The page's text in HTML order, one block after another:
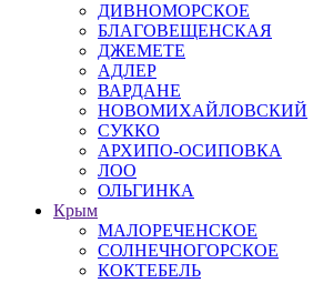
ДИВНОМОРСКОЕ
БЛАГОВЕЩЕНСКАЯ
ДЖЕМЕТЕ
АДЛЕР
ВАРДАНЕ
НОВОМИХАЙЛОВСКИЙ
СУККО
АРХИПО-ОСИПОВКА
ЛОО
ОЛЬГИНКА
Крым
МАЛОРЕЧЕНСКОЕ
СОЛНЕЧНОГОРСКОЕ
КОКТЕБЕЛЬ